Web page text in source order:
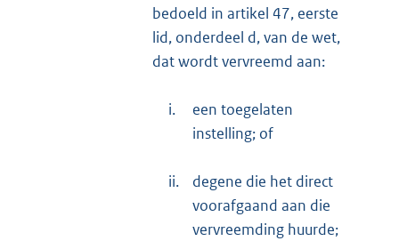
bedoeld in artikel 47, eerste
lid, onderdeel d, van de wet,
dat wordt vervreemd aan:
i.
een toegelaten
instelling; of
ii.
degene die het direct
voorafgaand aan die
vervreemding huurde;